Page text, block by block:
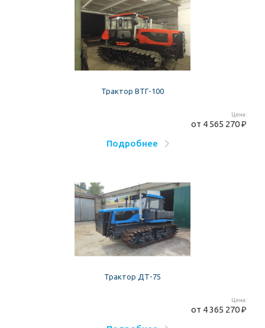
Трактор ВТГ-100
Цена:
от 4 565 270 ₽
Подробнее
Трактор ДТ-75
Цена:
от 4 365 270 ₽